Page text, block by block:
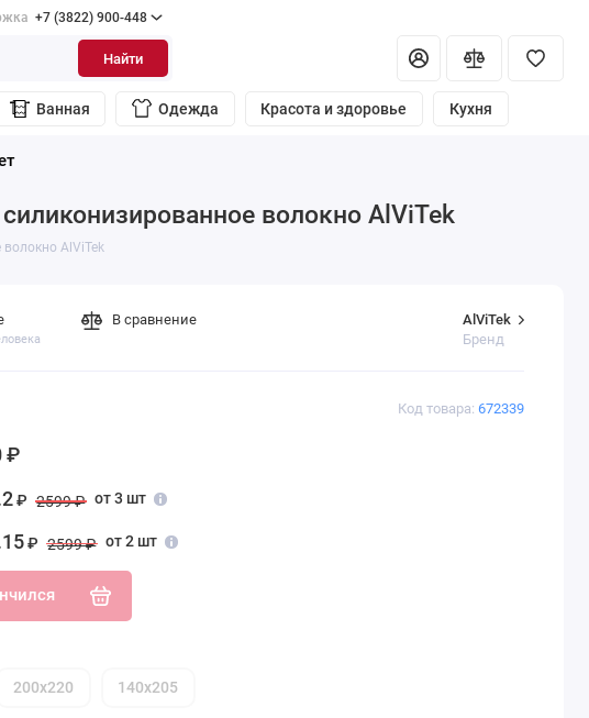
+7 (3822) 900-448
Найти
Ванная Одежда Красота и здоровье Кухня
волокно AlViTek
AlViTek
Код товара: 672339
AlViTek
Бренд
₽
₽ 2599 ₽ от 3 шт
₽ 2599 ₽ от 2 шт
200х220 140х205
В сравнение